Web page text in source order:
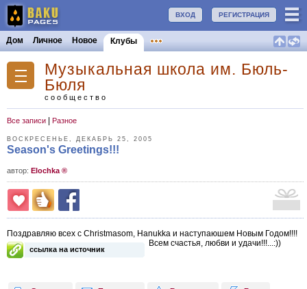
РЕГИСТРАЦИЯ
ВХОД
Дом Личное Новое Клубы
Музыкальная школа им. Бюль-
Бюля
сообщество
Все записи Разное
ВОСКРЕСЕНЬЕ, ДЕКАБРЬ 25, 2005
Season's Greetings!!!
aвтор: Elochka ®
Поздравляю всех с Christmasom, Hanukka и наступаюшем Новым Годом!!!!
Всем счастья, любви и удачи!!!...:))
ссылка на источник